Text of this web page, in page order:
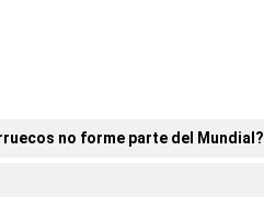
no forme parte del Mundial?